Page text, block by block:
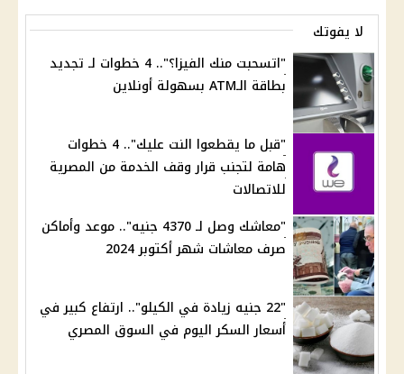
لا يفوتك
"اتسحبت منك الفيزا؟".. 4 خطوات لـ تجديد
بطاقة الـATM بسهولة أونلاين
"قبل ما يقطعوا النت عليك".. 4 خطوات
هامة لتجنب قرار وقف الخدمة من المصرية
للاتصالات
"معاشك وصل لـ 4370 جنيه".. موعد وأماكن
صرف معاشات شهر أكتوبر 2024
"22 جنيه زيادة في الكيلو".. ارتفاع كبير في
أسعار السكر اليوم في السوق المصري